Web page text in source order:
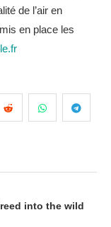
de l’air en
en place les
into the wild